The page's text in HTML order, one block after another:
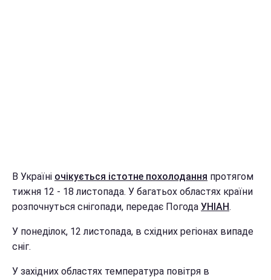
В Україні очікується істотне похолодання протягом
тижня 12 - 18 листопада. У багатьох областях країни
розпочнуться снігопади, передає Погода УНІАН.
У понеділок, 12 листопада, в східних регіонах випаде
сніг.
У західних областях температура повітря в